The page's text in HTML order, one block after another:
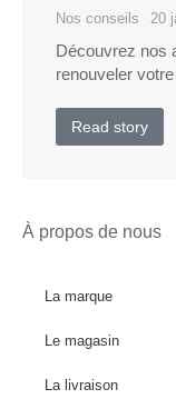
Nos conseils 20
Découvrez nos
renouveler
Read story
À propos de nous
La marque
Le magasin
La livraison